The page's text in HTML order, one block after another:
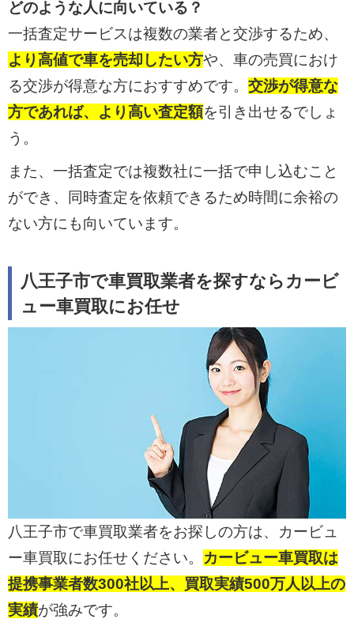
どのような人に向いている？
一括査定サービスは複数の業者と交渉するため、
より高値で車を売却したい方や、車の売買におけ
る交渉が得意な方におすすめです。 交渉が得意な
方であれば、より高い査定額を引き出せるでしょ
う。
また、一括査定では複数社に一括で申し込むこと
ができ、同時査定を依頼できるため時間に余裕の
ない方にも向いています。
八王子市で車買取業者を探すならカービ
ュー車買取にお任せ
八王子市で車買取業者をお探しの方は、カービュ
ー車買取にお任せください。
カービュー車買取は
提携事業者数300社以上、買取実績500万人以上の
実績が強みです。